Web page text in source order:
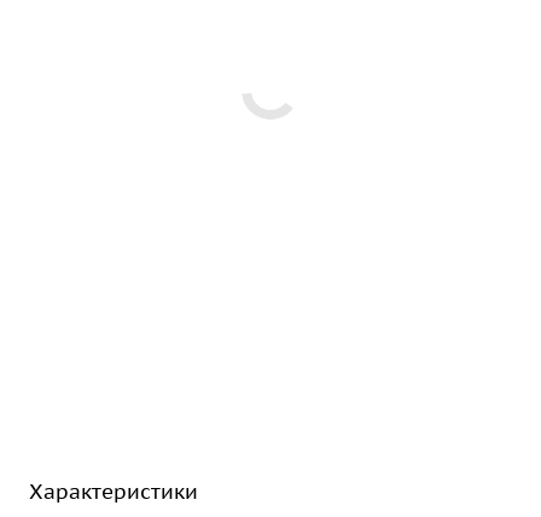
Характеристики